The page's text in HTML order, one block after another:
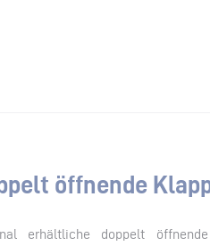
öffnende
erhältliche doppelt